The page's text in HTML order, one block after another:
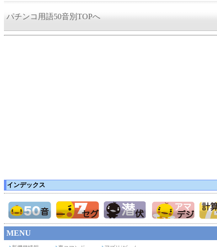
パチンコ用語50音別TOPへ
インデックス
MENU